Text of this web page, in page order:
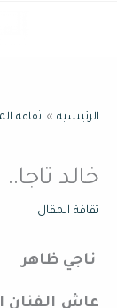
الرئيسية ثقافة
خالد
ثقافة المقال
ناجي ظاهر